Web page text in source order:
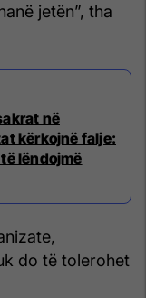
jetën”, tha
në
kërkojnë falje:
lëndojmë
do të tolerohet